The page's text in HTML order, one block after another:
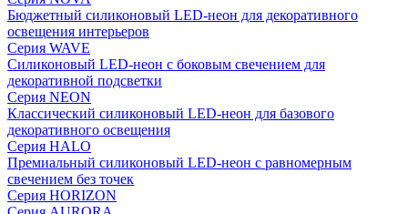
Бюджетный силиконовый LED-неон для декоративного
освещения интерьеров
Серия WAVE
Силиконовый LED-неон с боковым свечением для
декоративной подсветки
Серия NEON
Классический силиконовый LED-неон для базового
декоративного освещения
Серия HALO
Премиальный силиконовый LED-неон с равномерным
свечением без точек
Серия HORIZON